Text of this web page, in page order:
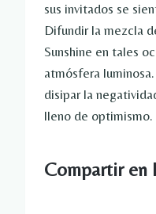
sus invitados se
Difundir la mezcla
Sunshine en tales
atmósfera
disipar la
lleno de optimismo.
Compartir en